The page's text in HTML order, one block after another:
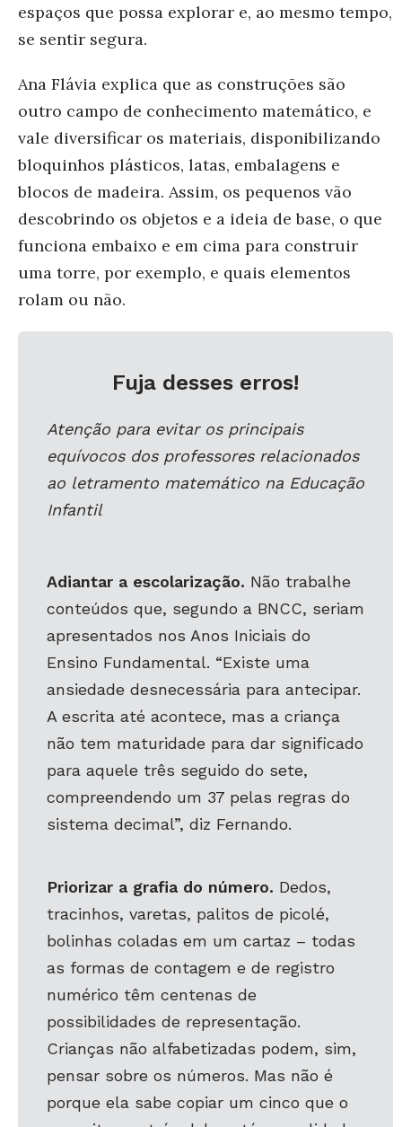
espaços que possa explorar e, ao mesmo tempo,
se sentir segura.
Ana Flávia explica que as construções são
outro campo de conhecimento matemático, e
vale diversificar os materiais, disponibilizando
bloquinhos plásticos, latas, embalagens e
blocos de madeira. Assim, os pequenos vão
descobrindo os objetos e a ideia de base, o que
funciona embaixo e em cima para construir
uma torre, por exemplo, e quais elementos
rolam ou não.
Fuja desses erros!
Atenção para evitar os principais
equívocos dos professores relacionados
ao letramento matemático na Educação
Infantil
Adiantar a escolarização. Não trabalhe
conteúdos que, segundo a BNCC, seriam
apresentados nos Anos Iniciais do
Ensino Fundamental. “Existe uma
ansiedade desnecessária para antecipar.
A escrita até acontece, mas a criança
não tem maturidade para dar significado
para aquele três seguido do sete,
compreendendo um 37 pelas regras do
sistema decimal”, diz Fernando.
Priorizar a grafia do número. Dedos,
tracinhos, varetas, palitos de picolé,
bolinhas coladas em um cartaz – todas
as formas de contagem e de registro
numérico têm centenas de
possibilidades de representação.
Crianças não alfabetizadas podem, sim,
pensar sobre os números. Mas não é
porque ela sabe copiar um cinco que o